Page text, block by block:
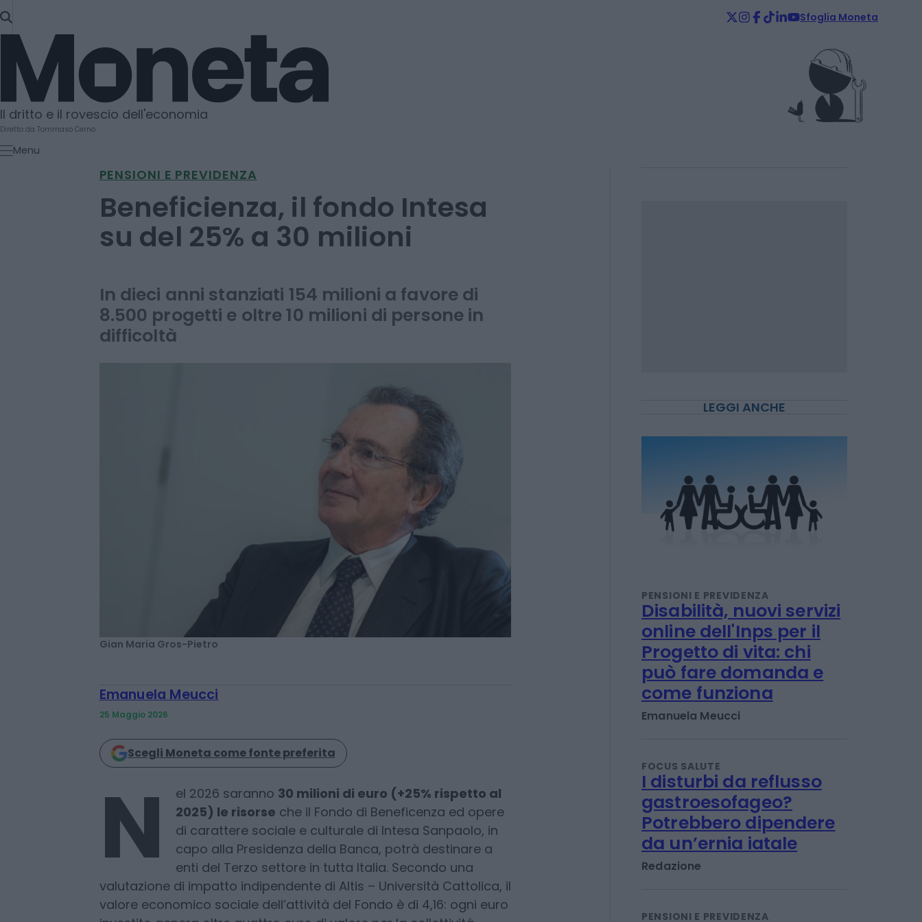
SKIP
TO
CONTENT
Sfoglia Moneta
Moneta
Il dritto e il rovescio dell'economia
Diretto da Tommaso Cerno
Menu
PENSIONI E PREVIDENZA
su del 25% a 30 milioni
Emanuela Meucci
Scegli Moneta come fonte preferita
N el 2026 saranno30 milioni di euro (+25% rispetto al
2025) le risorseche il Fondo di Beneficenza ed opere
di carattere sociale e culturale di Intesa Sanpaolo, in
capo alla Presidenza della Banca, potrà destinare a
PENSIONI E PREVIDENZA
Disabilità, nuovi servizi
online dell'Inps per il
Progetto di vita: chi
Emanuela Meucci
FOCUS SALUTE
I disturbi da reflusso
gastroesofageo?